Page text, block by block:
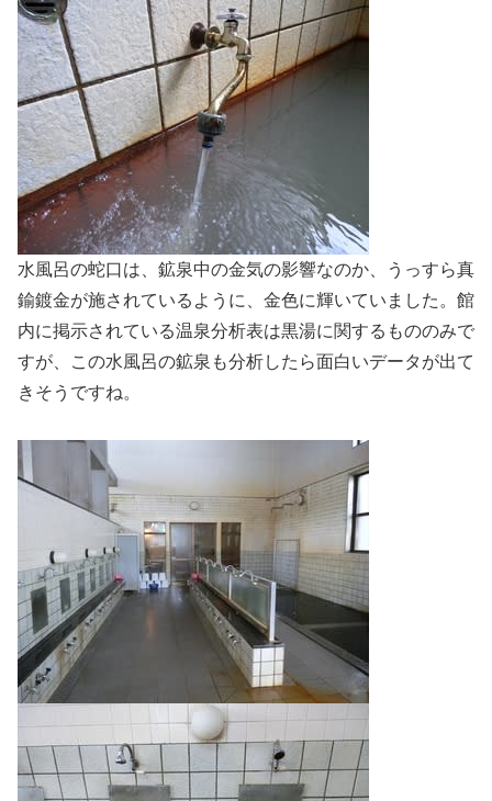
水風呂の蛇口は、鉱泉中の金気の影響なのか、うっすら真
鍮鍍金が施されているように、金色に輝いていました。館
内に掲示されている温泉分析表は黒湯に関するもののみで
すが、この水風呂の鉱泉も分析したら面白いデータが出て
きそうですね。